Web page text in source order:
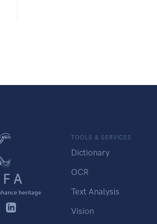
TOOLS & SERVICES
Dictionary
OCR
Text Analysis
Vision